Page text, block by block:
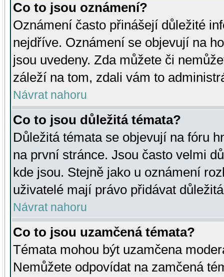
Co to jsou oznámení?
Oznámení často přinášejí důležité
nejdříve. Oznámení se objevují na
jsou uvedeny. Zda můžete či
záleží na tom, zdali vám to
Návrat nahoru
Co to jsou důležitá témata?
Důležitá témata se objevují na fóru
na první stránce. Jsou často velmi
kde jsou. Stejně jako u oznámení
uživatelé mají právo přidávat
Návrat nahoru
Co to jsou uzamčená témata?
Témata mohou být uzamčena
Nemůžete odpovídat na zamčená